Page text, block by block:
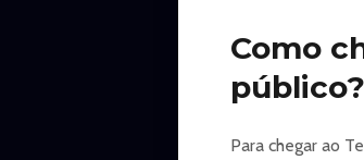
Como
público?
Para chegar ao